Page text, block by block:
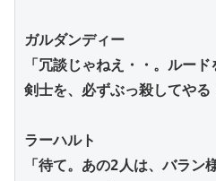
ガルダンディー
「冗談じゃねえ・・。ルー
剣士を、必ずぶっ殺してやる
ラーハルト
「待て。あの2人は、バラン